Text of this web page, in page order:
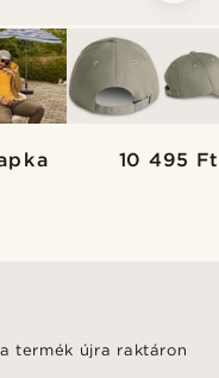
10 495 Ft
termék újra raktáron